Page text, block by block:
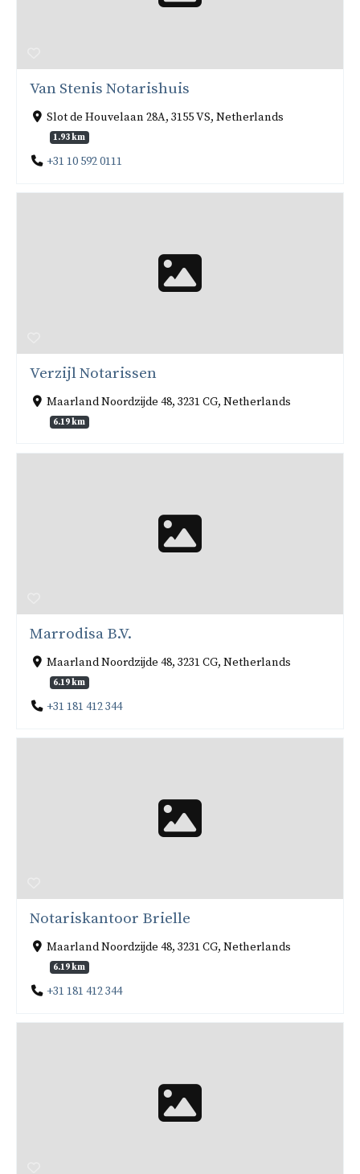
Van Stenis Notarishuis
Slot de Houvelaan 28A, 3155 VS, Netherlands
1.93 km
+31 10 592 0111
Verzijl Notarissen
Maarland Noordzijde 48, 3231 CG, Netherlands
6.19 km
Marrodisa B.V.
Maarland Noordzijde 48, 3231 CG, Netherlands
6.19 km
+31 181 412 344
Notariskantoor Brielle
Maarland Noordzijde 48, 3231 CG, Netherlands
6.19 km
+31 181 412 344